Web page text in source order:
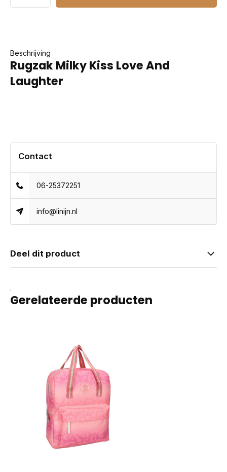
Beschrijving
Rugzak Milky Kiss Love And
Laughter
Contact
06-25372251
info@linijn.nl
Deel dit product
.
Gerelateerde producten